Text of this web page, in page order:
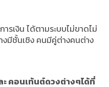
รเงิน ได้ตามระบบไม่ขาดไม่
งมีชั้นเชิง คนมีคู่ต่างคนต่าง
คอนเท้นต์ดวงต่างๆได้ที่